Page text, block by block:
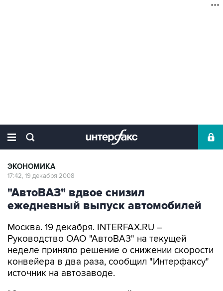
ЭКОНОМИКА
17:42, 19 декабря 2008
"АвтоВАЗ" вдвое снизил
ежедневный выпуск автомобилей
Москва. 19 декабря. INTERFAX.RU –
Руководство ОАО "АвтоВАЗ" на текущей
неделе приняло решение о снижении скорости
конвейера в два раза, сообщил "Интерфаксу"
источник на автозаводе.